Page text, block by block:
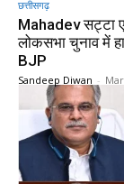
छत्तीसगढ़
Mahadev सट्टा
लोकसभा चुनाव में
BJP
Sandeep Diwan -